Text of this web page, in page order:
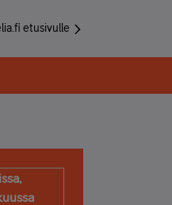
etusivulle